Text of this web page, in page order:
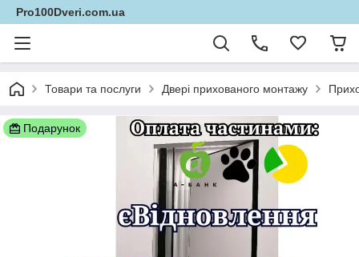
Pro100Dveri.com.ua
Товари та послуги Двері прихованого монтажу
Подарунок